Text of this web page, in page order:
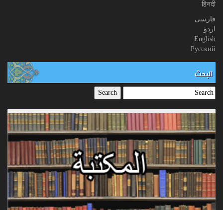
हिनदी
فارسی
اردو
English
Русский
البحث